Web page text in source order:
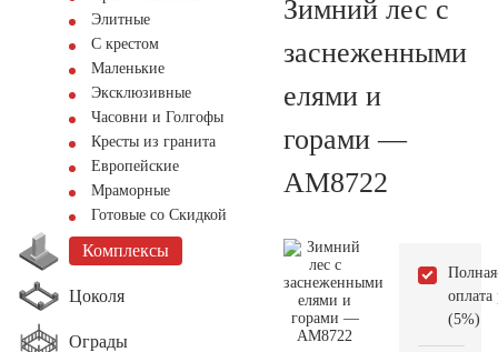
Элитные
С крестом
Маленькие
Эксклюзивные
Часовни и Голгофы
Кресты из гранита
Европейские
Мраморные
Готовые со Скидкой
Комплексы
Цоколя
Ограды
Зимний лес с
заснеженными
елями и
горами —
AM8722
Полная
оплата
(5%)